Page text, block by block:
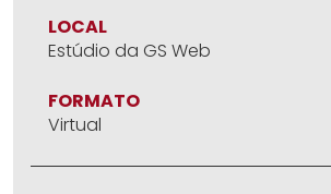
LOCAL
Estúdio da GS Web
FORMATO
Virtual